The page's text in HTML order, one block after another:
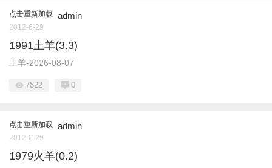
点击重新加载 admin
2012-6-29
1991土羊(3.3)
土羊-2026-08-07
7822 0
点击重新加载 admin
2012-6-29
1979火羊(0.2)